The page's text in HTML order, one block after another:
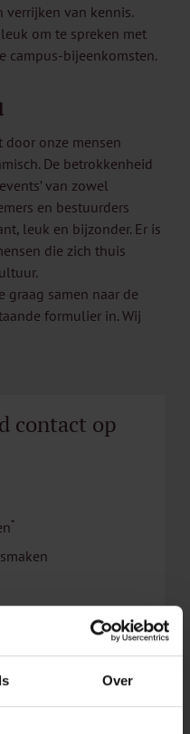
Over
van kennis.
om te spreken met
campus-bijeenkomsten.
onze mensen
De betrokkenheid
van zowel
en bestuurders
leuk en bijzonder. Er is
die zich thuis
graag samen naar de
formulier in. Wij
contact op
*